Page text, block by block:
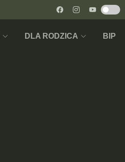
BW
DLA RODZICA BIP